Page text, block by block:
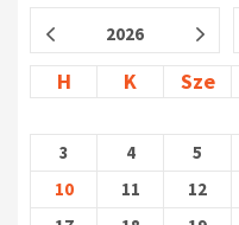
2026
H K Sze
3
4 5
10
11 12